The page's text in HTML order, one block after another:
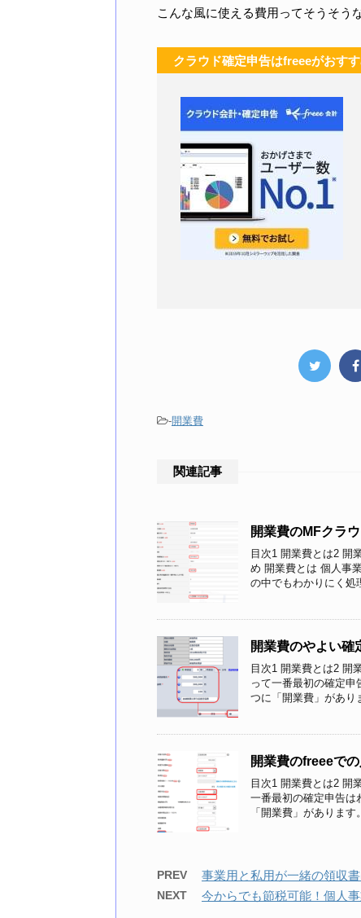
こんな風に使える費用ってそうそう
クラウド確定申告はfreeeがおすす
-開業費
関連記事
開業費のMFクラ
目次1 開業費とは2 開
め 開業費とは 個人事
の中でもわかりにく処
開業費のやよい確
目次1 開業費とは2 開
って一番最初の確定
つに「開業費」があり
開業費のfreeeで
目次1 開業費とは2 開
一番最初の確定申告は
「開業費」があります
PREV 事業用と私用が一緒の領収
NEXT 今からでも節税可能！個人